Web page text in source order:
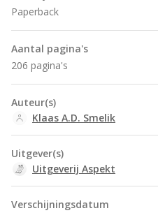
Paperback
Aantal pagina's
206 pagina's
Auteur(s)
Klaas A.D. Smelik
Uitgever(s)
Uitgeverij Aspekt
Verschijningsdatum